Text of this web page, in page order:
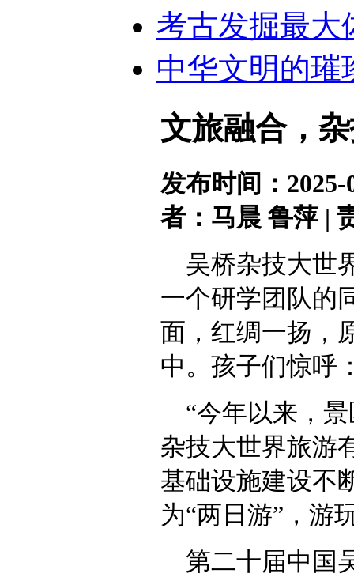
考古发掘最大
中华文明的璀
文旅融合，
发布时间：
者：马晨 鲁萍 |
吴桥杂技大世
一个研学团队的
面，红绸一扬，
中。孩子们惊呼
“今年以来，
杂技大世界旅游
基础设施建设不
为“两日游”，游
第二十届中国